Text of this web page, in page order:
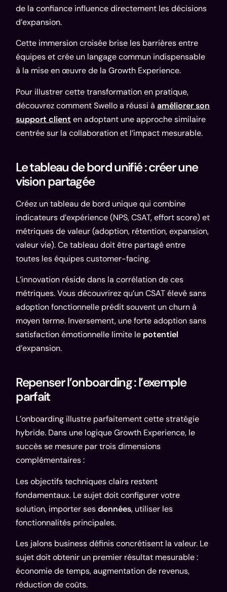
de la confiance influence directement les décisions
d’expansion.
Cette immersion croisée brise les barrières entre
équipes et crée un langage commun indispensable
à la mise en œuvre de la Growth Experience.
Pour illustrer cette transformation en pratique,
découvrez comment Swello a réussi àaméliorer son
support client en adoptant une approche similaire
centrée sur la collaboration et l’impact mesurable.
Le tableau de bord unifié : créer une
vision partagée
Créez un tableau de bord unique qui combine
indicateurs d’expérience (NPS, CSAT, effort score) et
métriques de valeur (adoption, rétention, expansion,
valeur vie). Ce tableau doit être partagé entre
toutes les équipes customer-facing.
L’innovation réside dans la corrélation de ces
métriques. Vous découvrirez qu’un CSAT élevé sans
adoption fonctionnelle prédit souvent un churn à
moyen terme. Inversement, une forte adoption sans
satisfaction émotionnelle limite le potentiel
d’expansion.
Repenser l’onboarding : l’exemple
parfait
L’onboarding illustre parfaitement cette stratégie
hybride. Dans une logique Growth Experience, le
succès se mesure par trois dimensions
complémentaires :
Les objectifs techniques clairs restent
fondamentaux. Le sujet doit configurer votre
solution, importer sesdonnées, utiliser les
fonctionnalités principales.
Les jalons business définis concrétisent la valeur. Le
sujet doit obtenir un premier résultat mesurable :
économie de temps, augmentation de revenus,
réduction de coûts.